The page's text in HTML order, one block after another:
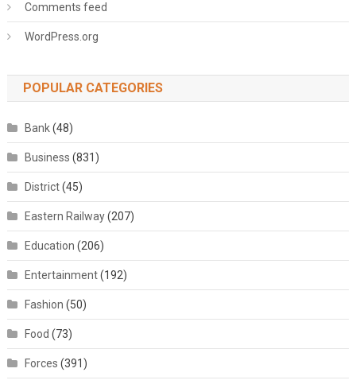
Comments feed
WordPress.org
POPULAR CATEGORIES
Bank(48)
Business (831)
District(45)
Eastern Railway(207)
Education (206)
Entertainment(192)
Fashion (50)
Food (73)
Forces (391)